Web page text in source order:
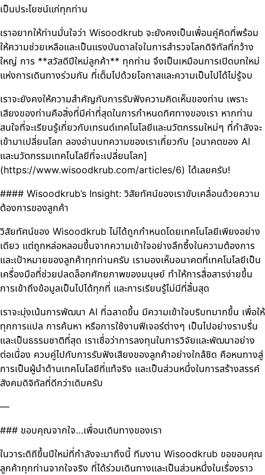
เป็นประโยชน์แก่ทุกท่าน
เราอยากให้ท่านมั่นใจว่า Wisoodkrub จะยังคงเป็นเพื่อนคู่คิดที่พร้อม
ให้ความช่วยเหลือและเป็นแรงบันดาลใจในการสำรวจโลกดิจิทัลที่กว้าง
ใหญ่ การ **สวัสดีปีใหม่ลูกค้า** ทุกท่าน จึงเป็นเหมือนการเปิดบทใหม่
แห่งการเดินทางร่วมกัน ที่เต็มไปด้วยโอกาสและความเป็นไปได้ไม่รู้จบ
เราจะยังคงให้ความสำคัญกับการรับฟังความคิดเห็นของท่าน เพราะ
เสียงของท่านคือสิ่งที่มีค่าที่สุดในการกำหนดทิศทางของเรา หากท่าน
สนใจที่จะเรียนรู้เกี่ยวกับเทรนด์เทคโนโลยีและนวัตกรรมใหม่ๆ ที่กำลังจะ
เข้ามาเปลี่ยนโลก ลองอ่านบทความของเราเกี่ยวกับ [อนาคตของ AI
และนวัตกรรมเทคโนโลยีที่จะเปลี่ยนโลก]
(https://www.wisoodkrub.com/articles/6) ได้เลยครับ!
#### Wisoodkrub’s Insight: วิสัยทัศน์ของเราขับเคลื่อนด้วยความ
ต้องการของลูกค้า
วิสัยทัศน์ของ Wisoodkrub ไม่ได้ถูกกำหนดโดยเทคโนโลยีเพียงอย่าง
เดียว แต่ถูกหล่อหลอมขึ้นจากความเข้าใจอย่างลึกซึ้งในความต้องการ
และเป้าหมายของลูกค้าทุกท่านครับ เรามองเห็นอนาคตที่เทคโนโลยีเป็น
เครื่องมือที่ช่วยปลดล็อกศักยภาพของมนุษย์ ทำให้การสื่อสารง่ายขึ้น
การเข้าถึงข้อมูลเป็นไปได้ทุกที่ และการเรียนรู้ไม่มีที่สิ้นสุด
เราจะมุ่งเน้นการพัฒนา AI ที่ฉลาดขึ้น มีความเข้าใจบริบทมากขึ้น เพื่อให้
ทุกการแปล การค้นหา หรือการใช้งานฟีเจอร์ต่างๆ เป็นไปอย่างราบรื่น
และเป็นธรรมชาติที่สุด เราเชื่อว่าการลงทุนในการวิจัยและพัฒนาอย่าง
ต่อเนื่อง ควบคู่ไปกับการรับฟังเสียงของลูกค้าอย่างใกล้ชิด คือหนทางสู่
การเป็นผู้นำด้านเทคโนโลยีที่แท้จริง และเป็นส่วนหนึ่งในการสร้างสรรค์
สังคมดิจิทัลที่ดีกว่าเดิมครับ
—
### ขอบคุณจากใจ…เพื่อนเดินทางของเรา
ในวาระดิถีขึ้นปีใหม่ที่กำลังจะมาถึงนี้ ทีมงาน Wisoodkrub ขอขอบคุณ
ลูกค้าทุกท่านจากใจจริง ที่ได้ร่วมเดินทางและเป็นส่วนหนึ่งในเรื่องราว